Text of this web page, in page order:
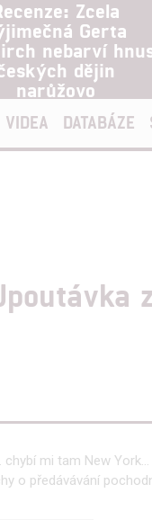
Zcela
Gerta
nebarví
dějin
narůžovo
VIDEA DATABÁZE
mi tam New
o předávávání